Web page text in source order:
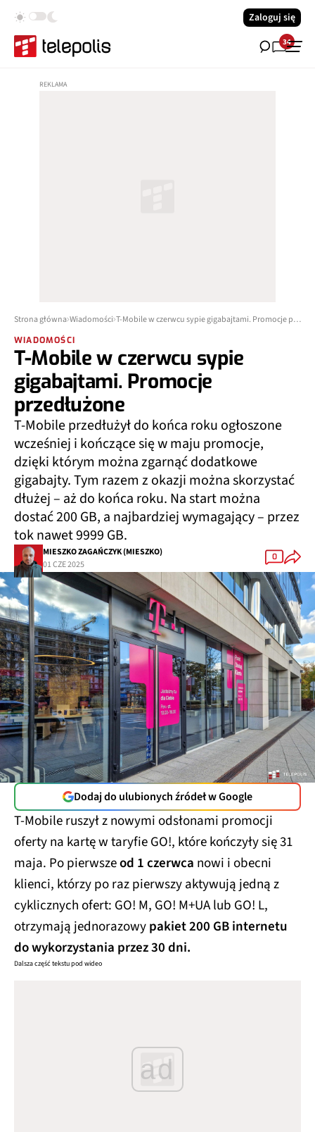
Zaloguj się
34
Strona główna Wiadomości T-Mobile w czerwcu sypie gigabajtami. Promocje przedłużone
WIADOMOŚCI
T-Mobile w czerwcu sypie
gigabajtami. Promocje
przedłużone
T-Mobile przedłużył do końca roku ogłoszone
wcześniej i kończące się w maju promocje,
dzięki którym można zgarnąć dodatkowe
gigabajty. Tym razem z okazji można skorzystać
dłużej – aż do końca roku. Na start można
dostać 200 GB, a najbardziej wymagający – przez
tok nawet 9999 GB.
MIESZKO ZAGAŃCZYK (MIESZKO)
01 CZE 2025
0
Dodaj do ulubionych źródeł w Google
T-Mobile ruszył z nowymi odsłonami promocji
oferty na kartę w taryfie GO!, które kończyły się 31
maja. Po pierwszeod 1 czerwca nowi i obecni
klienci, którzy po raz pierwszy aktywują jedną z
cyklicznych ofert: GO! M, GO! M+UA lub GO! L,
otrzymają jednorazowypakiet 200 GB internetu
do wykorzystania przez 30 dni.
Dalsza część tekstu pod wideo
ad